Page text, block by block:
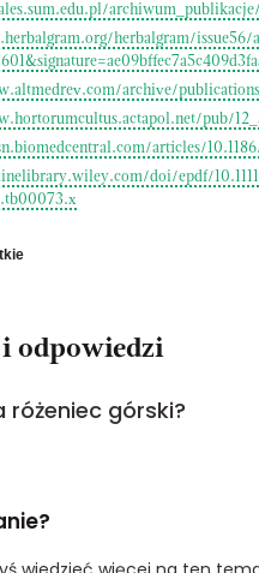
archiwum_publikacje/
herbalgram/issue56/
archive/
pub/
articles/
doi/epdf/
odpowiedzi
różeniec górski?